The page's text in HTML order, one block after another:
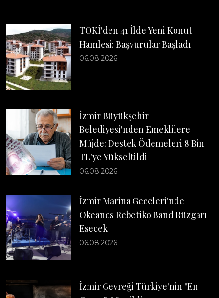
TOKİ'den 41 İlde Yeni Konut
Hamlesi: Başvurular Başladı
06.08.2026
İzmir Büyükşehir
Belediyesi'nden Emeklilere
Müjde: Destek Ödemeleri 8 Bin
TL'ye Yükseltildi
06.08.2026
İzmir Marina Geceleri'nde
Okeanos Rebetiko Band Rüzgarı
Esecek
06.08.2026
İzmir Gevreği Türkiye'nin "En